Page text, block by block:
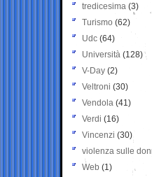
tredicesima (3)
Turismo (62)
Udc (64)
Università (128)
V-Day (2)
Veltroni (30)
Vendola (41)
Verdi (16)
Vincenzi (30)
violenza sulle
Web (1)